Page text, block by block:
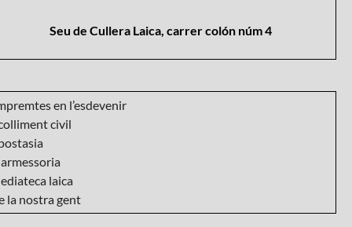
Seu de Cullera Laica, carrer colón núm 4
en l’esdevenir
civil
laica
la nostra gent